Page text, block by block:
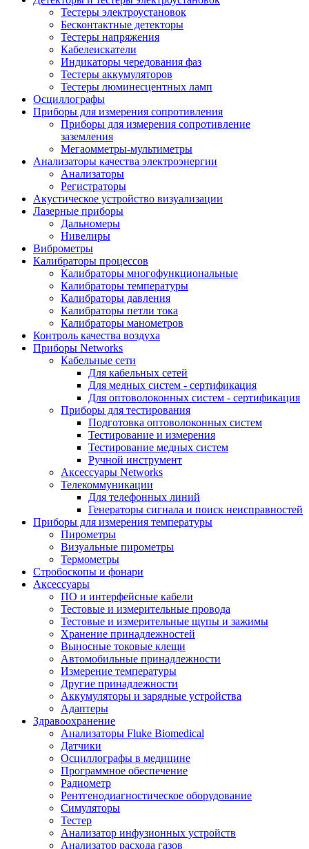
Тестеры электроустановок
Бесконтактные детекторы
Тестеры напряжения
Кабелеискатели
Индикаторы чередования фаз
Тестеры аккумуляторов
Тестеры люминесцентных ламп
Осциллографы
Приборы для измерения сопротивления
Приборы для измерения сопротивление
заземления
Мегаомметры-мультиметры
Анализаторы качества электроэнергии
Анализаторы
Регистраторы
Акустическое устройство визуализации
Лазерные приборы
Дальномеры
Нивелиры
Виброметры
Калибраторы процессов
Калибраторы многофункциональные
Калибраторы температуры
Калибраторы давления
Калибраторы петли тока
Калибраторы манометров
Контроль качества воздуха
Приборы Networks
Кабельные сети
Для кабельных сетей
Для медных систем - сертификация
Для оптоволоконных систем - сертификация
Приборы для тестирования
Подготовка оптоволоконных систем
Тестирование и измерения
Тестирование медных систем
Ручной инструмент
Аксессуары Networks
Телекоммуникации
Для телефонных линий
Генераторы сигнала и поиск неисправностей
Приборы для измерения температуры
Пирометры
Визуальные пирометры
Термометры
Стробоскопы и фонари
Аксессуары
ПО и интерфейсные кабели
Тестовые и измерительные провода
Тестовые и измерительные щупы и зажимы
Хранение принадлежностей
Выносные токовые клещи
Автомобильные принадлежности
Измерение температуры
Другие принадлежности
Аккумуляторы и зарядные устройства
Адаптеры
Здравоохранение
Анализаторы Fluke Biomedical
Датчики
Осциллографы в медицине
Программное обеспечение
Радиометр
Рентгенодиагностическое оборудование
Симуляторы
Тестер
Анализатор инфузионных устройств
Анализатор расхода газов